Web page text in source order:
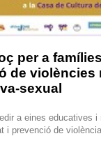
per a
de violències
sexual
a eines educatives
i prevenció de violència